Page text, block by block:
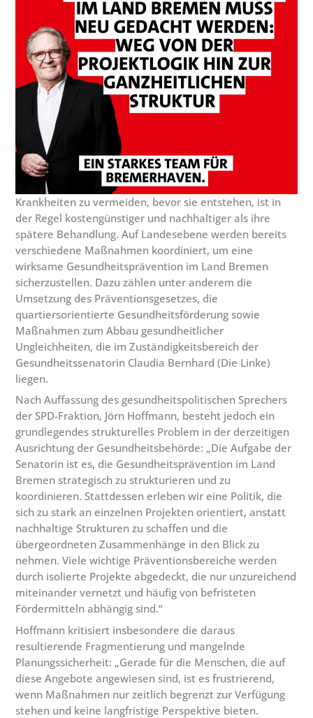
Krankheiten zu vermeiden, bevor sie entstehen, ist in
der Regel kostengünstiger und nachhaltiger als ihre
spätere Behandlung. Auf Landesebene werden bereits
verschiedene Maßnahmen koordiniert, um eine
wirksame Gesundheitsprävention im Land Bremen
sicherzustellen. Dazu zählen unter anderem die
Umsetzung des Präventionsgesetzes, die
quartiersorientierte Gesundheitsförderung sowie
Maßnahmen zum Abbau gesundheitlicher
Ungleichheiten, die im Zuständigkeitsbereich der
Gesundheitssenatorin Claudia Bernhard (Die Linke)
liegen.
Nach Auffassung des gesundheitspolitischen Sprechers
der SPD-Fraktion, Jörn Hoffmann, besteht jedoch ein
grundlegendes strukturelles Problem in der derzeitigen
Ausrichtung der Gesundheitsbehörde: „Die Aufgabe der
Senatorin ist es, die Gesundheitsprävention im Land
Bremen strategisch zu strukturieren und zu
koordinieren. Stattdessen erleben wir eine Politik, die
sich zu stark an einzelnen Projekten orientiert, anstatt
nachhaltige Strukturen zu schaffen und die
übergeordneten Zusammenhänge in den Blick zu
nehmen. Viele wichtige Präventionsbereiche werden
durch isolierte Projekte abgedeckt, die nur unzureichend
miteinander vernetzt und häufig von befristeten
Fördermitteln abhängig sind.“
Hoffmann kritisiert insbesondere die daraus
resultierende Fragmentierung und mangelnde
Planungssicherheit: „Gerade für die Menschen, die auf
diese Angebote angewiesen sind, ist es frustrierend,
wenn Maßnahmen nur zeitlich begrenzt zur Verfügung
stehen und keine langfristige Perspektive bieten.